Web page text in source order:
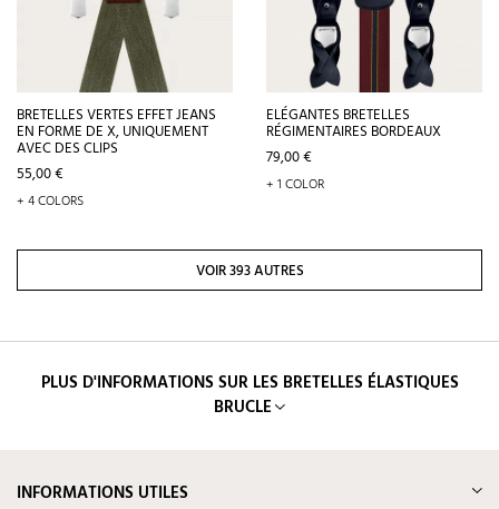
BRETELLES VERTES EFFET JEANS
EN FORME DE X, UNIQUEMENT
AVEC DES CLIPS
Prix
55,00 €
+ 4 COLORS
ELÉGANTES BRETELLES
RÉGIMENTAIRES BORDEAUX
Prix
79,00 €
+ 1 COLOR
VOIR 393 AUTRES
PLUS D'INFORMATIONS SUR LES BRETELLES ÉLASTIQUES
BRUCLE
INFORMATIONS UTILES